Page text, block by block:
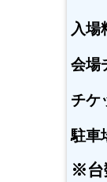
入場
会場
チケ
駐車
※台